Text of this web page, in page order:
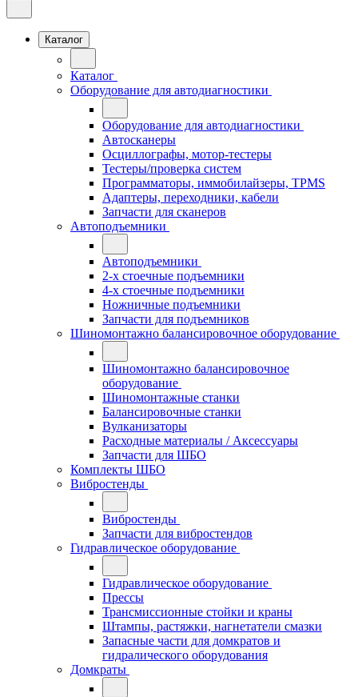
Каталог
Каталог
Оборудование для автодиагностики
Оборудование для автодиагностики
Автосканеры
Осциллографы, мотор-тестеры
Тестеры/проверка систем
Программаторы, иммобилайзеры, TPMS
Адаптеры, переходники, кабели
Запчасти для сканеров
Автоподъемники
Автоподъемники
2-х стоечные подъемники
4-х стоечные подъемники
Ножничные подъемники
Запчасти для подъемников
Шиномонтажно балансировочное оборудование
Шиномонтажно балансировочное
оборудование
Шиномонтажные станки
Балансировочные станки
Вулканизаторы
Расходные материалы / Аксессуары
Запчасти для ШБО
Комплекты ШБО
Вибростенды
Вибростенды
Запчасти для вибростендов
Гидравлическое оборудование
Гидравлическое оборудование
Прессы
Трансмиссионные стойки и краны
Штампы, растяжки, нагнетатели смазки
Запасные части для домкратов и
гидралического оборудования
Домкраты